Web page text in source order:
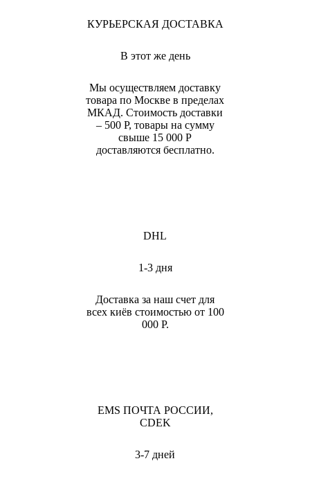
КУРЬЕРСКАЯ ДОСТАВКА
В этот же день
Мы осуществляем доставку
товара по Москве в пределах
МКАД. Стоимость доставки
– 500 Р, товары на сумму
свыше 15 000 Р
доставляются бесплатно.
DHL
1-3 дня
Доставка за наш счет для
всех киёв стоимостью от 100
000 Р.
EMS ПОЧТА РОССИИ,
CDEK
3-7 дней